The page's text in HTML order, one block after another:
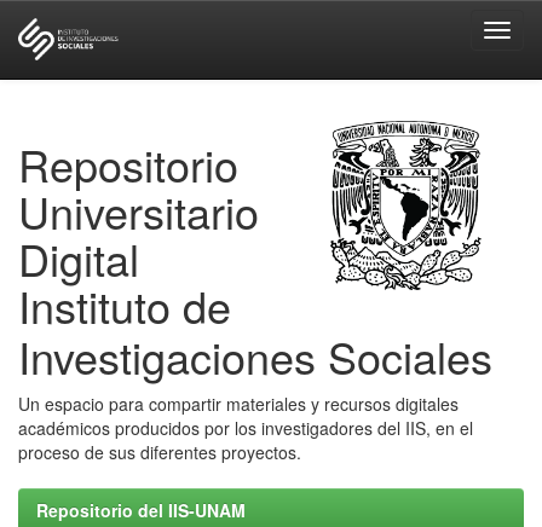
Repositorio
Universitario
Digital
Instituto de
Investigaciones Sociales
Un espacio para compartir materiales y recursos digitales
académicos producidos por los investigadores del IIS, en el
proceso de sus diferentes proyectos.
Repositorio del IIS-UNAM